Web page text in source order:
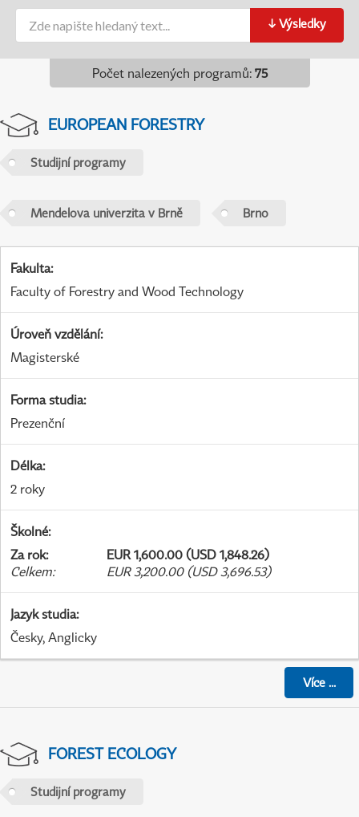
↓ Výsledky
Počet nalezených programů: 75
EUROPEAN FORESTRY
Studijní programy
Mendelova univerzita v Brně Brno
Fakulta:
Faculty of Forestry and Wood Technology
Úroveň vzdělání:
Magisterské
Forma studia:
Prezenční
Délka:
2 roky
Školné:
Za rok:
EUR 1,600.00 (USD 1,848.26)
Celkem: EUR 3,200.00 (USD 3,696.53)
Jazyk studia:
Česky, Anglicky
Více...
FOREST ECOLOGY
Studijní programy